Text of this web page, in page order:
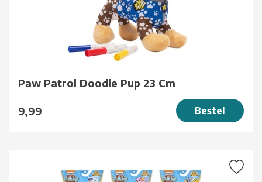
Paw Patrol Doodle Pup 23 Cm
9,99 Bestel